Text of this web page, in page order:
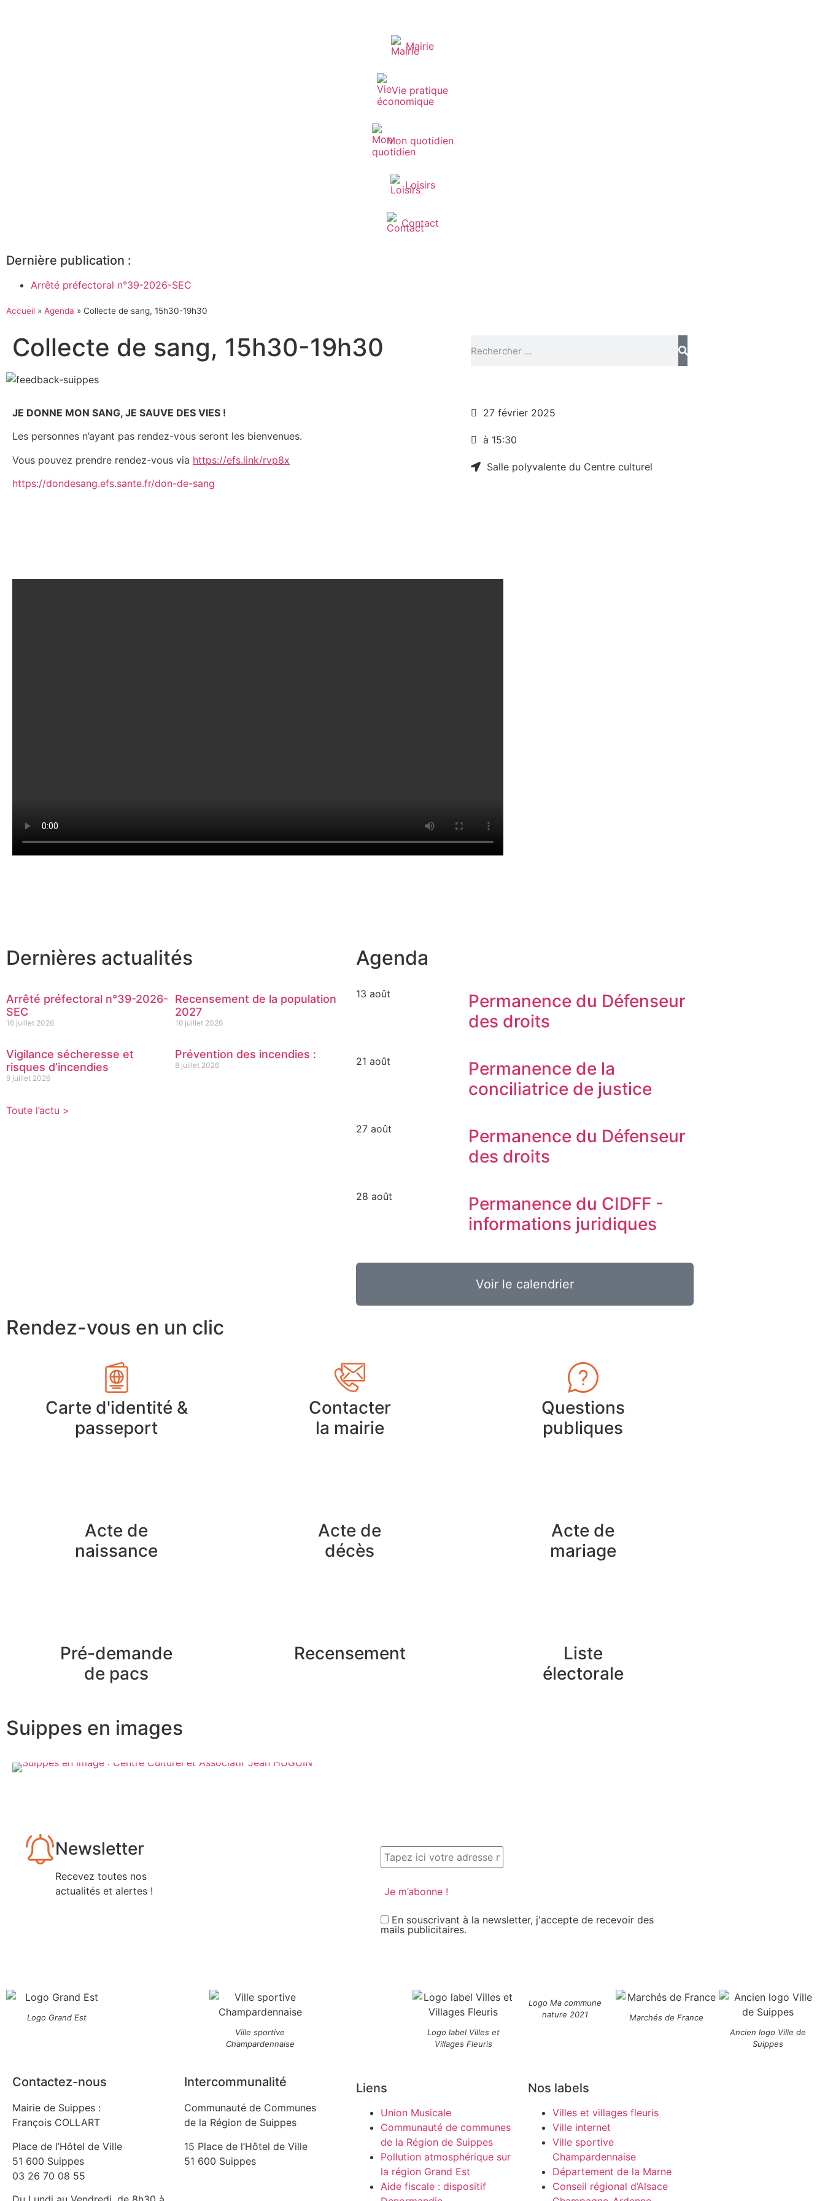
Mairie
Vie pratique
Mon quotidien
Loisirs
Contact
Dernière publication :
Arrêté préfectoral n°39-2026-SEC
Accueil » Agenda » Collecte de sang, 15h30-19h30
Collecte de sang, 15h30-19h30
JE DONNE MON SANG, JE SAUVE DES VIES !
Les personnes n’ayant pas rendez-vous seront les bienvenues.
Vous pouvez prendre rendez-vous via https://efs.link/rvp8x
https://dondesang.efs.sante.fr/don-de-sang
27 février 2025
à 15:30
Salle polyvalente du Centre culturel
Dernières actualités
Arrêté préfectoral n°39-2026-
SEC
16 juillet 2026
Recensement de la population
2027
16 juillet 2026
Vigilance sécheresse et
risques d’incendies
9 juillet 2026
Prévention des incendies :
8 juillet 2026
Toute l’actu >
Agenda
13 août
Permanence du Défenseur
des droits
21 août
Permanence de la
conciliatrice de justice
27 août
Permanence du Défenseur
des droits
28 août
Permanence du CIDFF -
informations juridiques
Voir le calendrier
Rendez-vous en un clic
Carte d'identité &
passeport
Contacter
la mairie
Questions
publiques
Acte de
naissance
Acte de
décès
Acte de
mariage
Pré-demande
de pacs
Recensement
Liste
électorale
Suippes en images
Newsletter
Recevez toutes nos
actualités et alertes !
En souscrivant à la newsletter, j'accepte de recevoir des
mails publicitaires.
Logo Grand Est
Ville sportive
Champardennaise
Logo label Villes et
Villages Fleuris
Logo Ma commune
nature 2021
Marchés de France
Ancien logo Ville de
Suippes
Contactez-nous
Mairie de Suippes :
François COLLART
Place de l’Hôtel de Ville
51 600 Suippes
03 26 70 08 55
Intercommunalité
Communauté de Communes
de la Région de Suippes
15 Place de l’Hôtel de Ville
51 600 Suippes
Liens
Union Musicale
Communauté de communes
de la Région de Suippes
Pollution atmosphérique sur
la région Grand Est
Aide fiscale : dispositif
Nos labels
Villes et villages fleuris
Ville internet
Ville sportive
Champardennaise
Département de la Marne
Conseil régional d’Alsace